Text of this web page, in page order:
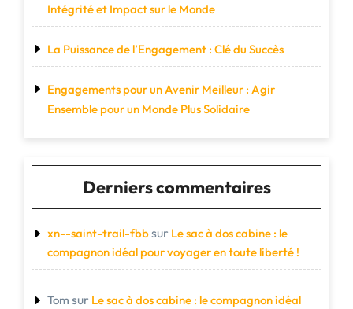
Intégrité et Impact sur le Monde
La Puissance de l’Engagement : Clé du Succès
Engagements pour un Avenir Meilleur : Agir
Ensemble pour un Monde Plus Solidaire
Derniers commentaires
xn--saint-trail-fbbsur Le sac à dos cabine : le
compagnon idéal pour voyager en toute liberté !
Tom sur Le sac à dos cabine : le compagnon idéal